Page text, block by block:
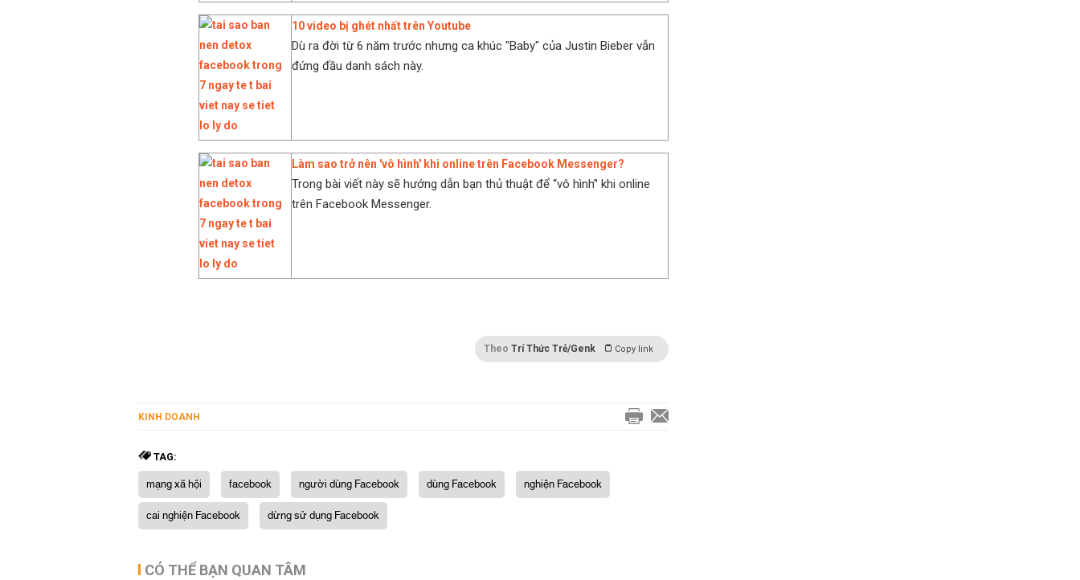
10 video bị ghét nhất trên Youtube
Dù ra đời từ 6 năm trước nhưng ca khúc "Baby" của Justin Bieber vẫn
đứng đầu danh sách này.
Làm sao trở nên 'vô hình' khi online trên Facebook Messenger?
Trong bài viết này sẽ hướng dẫn bạn thủ thuật để “vô hình” khi online
trên Facebook Messenger.
Theo Trí Thức Trẻ/Genk Copy link
KINH DOANH
TAG:
mạng xã hội facebook người dùng Facebook dùng Facebook
nghiện Facebook
cai nghiện Facebook
dừng sử dụng Facebook
CÓ THỂ BẠN QUAN TÂM